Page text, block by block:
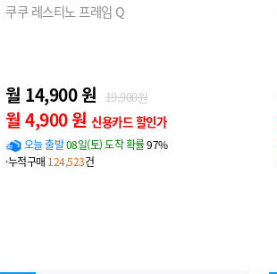
쿠쿠 레스티노 프레임 Q
월 14,900 원 19,900원
월 4,900 원 신용카드 할인가
오늘 출발08일(토) 도착 확률97%
·누적구매 124,523건